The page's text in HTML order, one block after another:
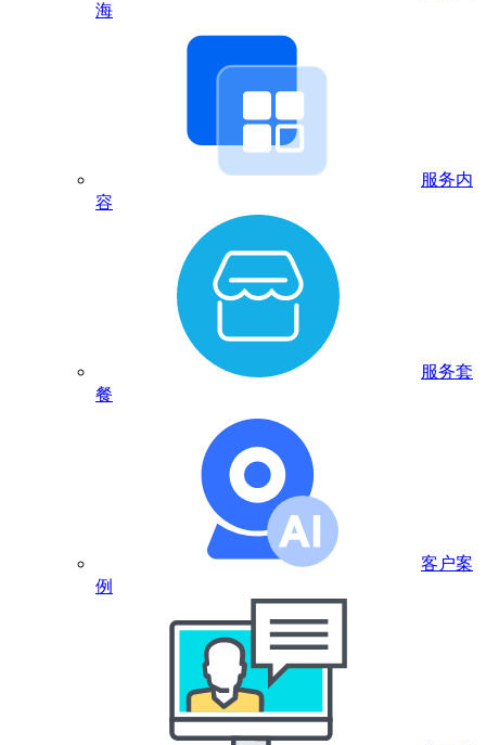
海
服务内
容
服务套
餐
客户案
例